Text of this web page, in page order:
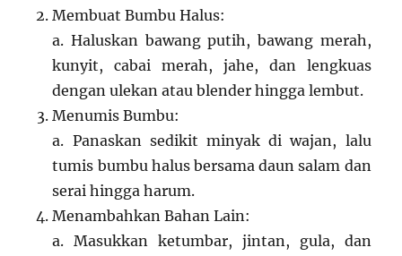
Membuat Bumbu Halus:
a. Haluskan bawang putih, bawang merah,
kunyit, cabai merah, jahe, dan lengkuas
dengan ulekan atau blender hingga lembut.
Menumis Bumbu:
a. Panaskan sedikit minyak di wajan, lalu
tumis bumbu halus bersama daun salam dan
serai hingga harum.
Menambahkan Bahan Lain:
a. Masukkan ketumbar, jintan, gula, dan